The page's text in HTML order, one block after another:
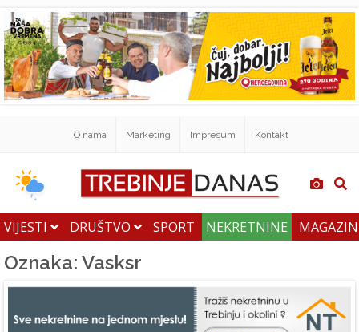
O nama Marketing Impresum Kontakt
VIJESTI DRUŠTVO SPORT NEKRETNINE
Oznaka: Vasksr